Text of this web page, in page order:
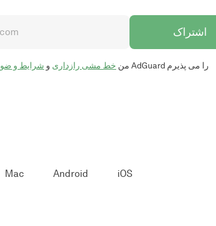
اشتراک
من خط مشی رازداری و شرایط و وب سایت های AdGuard را می پذیرم
Mac Android iOS